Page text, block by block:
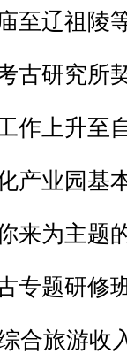
至辽祖陵
古研究所
作上升至
产业园基
来为主题
专题研修
合旅游收